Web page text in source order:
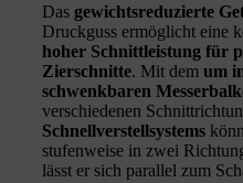
Das gewichtsreduzierte
Druckguss ermöglicht eine
hoher Schnittleistung für
Zierschnitte. Mit dem um
schwenkbaren
verschiedenen
Schnellverstellsystems
stufenweise in zwei
lässt er sich parallel zum